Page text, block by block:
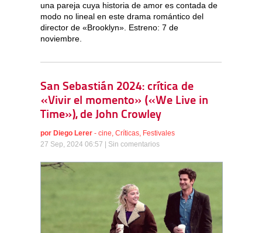
una pareja cuya historia de amor es contada de
modo no lineal en este drama romántico del
director de «Brooklyn». Estreno: 7 de
noviembre.
San Sebastián 2024: crítica de
«Vivir el momento» («We Live in
Time»), de John Crowley
por Diego Lerer - cine, Críticas, Festivales
27 Sep, 2024 06:57 | Sin comentarios